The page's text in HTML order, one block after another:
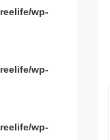
wp-
wp-
wp-